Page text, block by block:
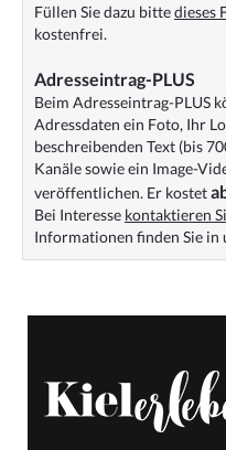
Füllen Sie dazu bittedieses
kostenfrei.
Adresseintrag-PLUS
Beim Adresseintrag-PLUS
Adressdaten ein Foto, Ihr
beschreibenden Text (bis
Kanäle sowie ein Image-
veröffentlichen. Er kostet
Bei Interesse kontaktieren
Informationen finden Sie in